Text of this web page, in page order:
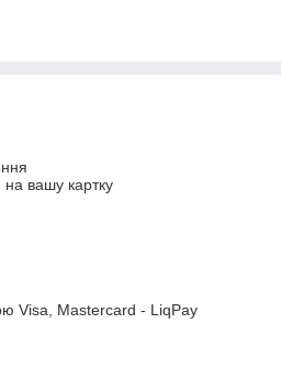
на вашу картку
Visa, Mastercard - LiqPay